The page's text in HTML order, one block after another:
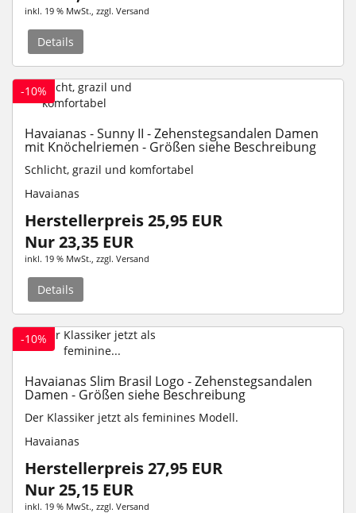
inkl. 19 % MwSt. , zzgl. Versand
Details
-10%
Havaianas - Sunny II - Zehenstegsandalen Damen
mit Knöchelriemen - Größen siehe Beschreibung
Schlicht, grazil und komfortabel
Havaianas
Herstellerpreis 25,95 EUR
Nur 23,35 EUR
inkl. 19 % MwSt. , zzgl. Versand
Details
-10%
Havaianas Slim Brasil Logo - Zehenstegsandalen
Damen - Größen siehe Beschreibung
Der Klassiker jetzt als feminines Modell.
Havaianas
Herstellerpreis 27,95 EUR
Nur 25,15 EUR
inkl. 19 % MwSt. , zzgl. Versand